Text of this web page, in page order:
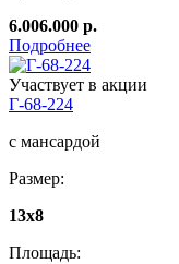
6.006.000 р.
Подробнее
Участвует в акции
Г-68-224
с мансардой
Размер:
13x8
Площадь: